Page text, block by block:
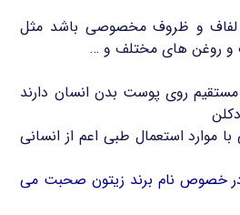
لفاف و ظروف مخصوصی باشد مثل
و روغن های مختلف و …
مستقیم روی پوست بدن انسان دارند
موارد استعمال طبی اعم از انسانی
خصوص نام برند زیتون صحبت می